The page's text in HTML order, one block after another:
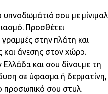
υπνοδωμάτιό σου με μίνιμαλ
Προσθέτει
στην πλάτη και
και άνεσης στον χώρο.
και σου δίνουμε τη
σε ύφασμα ή δερματίνη,
προσωπικό σου στυλ.